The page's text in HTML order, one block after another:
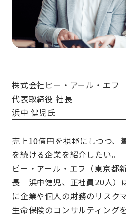
株式会社ピー・アール・エフ
代表取締役 社長
浜中 健児氏
売上10億円を視野にしつつ、
を続ける企業を紹介したい。
ピー・アール・エフ（東京都
長 浜中健児、正社員20人）
に企業や個人の財務のリスク
生命保険のコンサルティング